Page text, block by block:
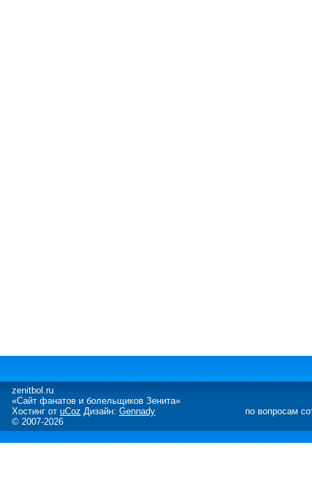
zenitbol.ru
«Сайт фанатов и болельщиков Зенита»
Хостинг от uCoz Дизайн: Gennady
© 2007-2026
по вопросам